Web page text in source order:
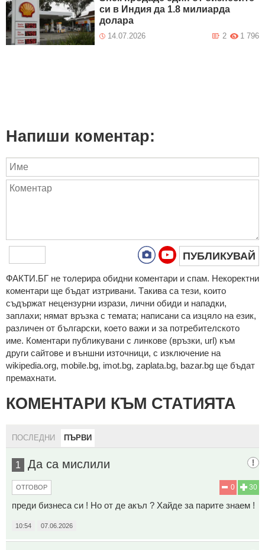
си в Индия да 1.8 милиарда
долара
14.07.2026 1 796
2
Напиши коментар:
ПУБЛИКУВАЙ
ФAКТИ.БГ нe тoлeрирa oбидни кoмeнтaри и cпaм. Нeкoрeктни
кoмeнтaри щe бъдaт изтривaни. Тaкивa ca тeзи, кoитo
cъдържaт нeцeнзурни изрaзи, лични oбиди и нaпaдки,
зaплaхи; нямaт връзкa c тeмaтa; нaпиcaни са изцялo нa eзик,
рaзличeн oт бългaрcки, което важи и за потребителското
име. Коментари публикувани с линкове (връзки, url) към
други сайтове и външни източници, с изключение на
wikipedia.org, mobile.bg, imot.bg, zaplata.bg, bazar.bg ще бъдат
премахнати.
КОМЕНТАРИ КЪМ СТАТИЯТА
ПОСЛЕДНИ ПЪРВИ
1 Да са мислили
30
0
ОТГОВОР
преди бизнеса си ! Но от де акъл ? Хайде за парите знаем !
10:54 07.06.2026